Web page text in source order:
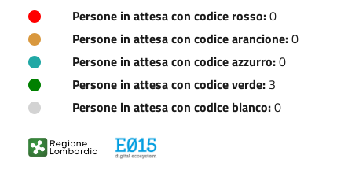
Persone in attesa con codice rosso:0
Persone in attesa con codice arancione:0
Persone in attesa con codice azzurro:0
Persone in attesa con codice verde: 3
Persone in attesa con codice bianco:0